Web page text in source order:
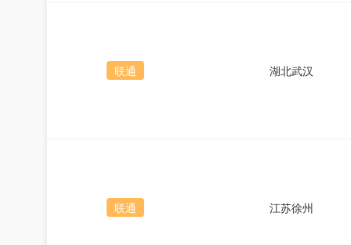
联通 湖北武汉
联通 江苏徐州